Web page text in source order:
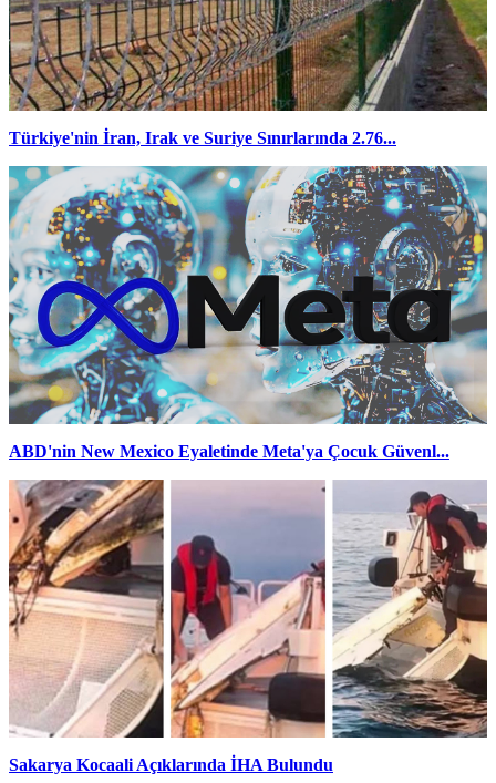
Türkiye'nin İran, Irak ve Suriye Sınırlarında 2.76...
ABD'nin New Mexico Eyaletinde Meta'ya Çocuk Güvenl...
Sakarya Kocaali Açıklarında İHA Bulundu